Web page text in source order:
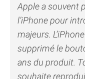
Apple a souvent
l’iPhone pour
majeurs.
supprimé le
ans du produit.
souhaite